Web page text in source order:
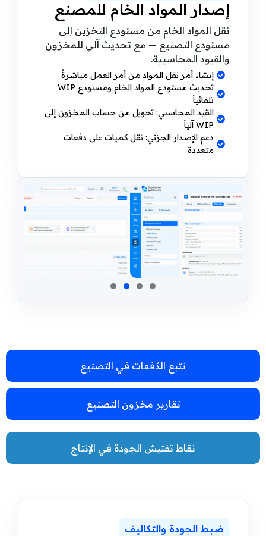
تتبع الدُفعات في التصنيع
تقارير مخزون التصنيع
إصدار المواد الخام للمصنع
نقل المواد الخام من مستودع التخزين إلى
مستودع التصنيع — مع تحديث آلي للمخزون
والقيود المحاسبية.
إنشاء أمر نقل المواد من أمر العمل مباشرةً
تحديث مستودع المواد الخام ومستودع WIP
تلقائياً
القيد المحاسبي: تحويل من حساب المخزون إلى
WIP آلياً
دعم الإصدار الجزئي: نقل كميات على دفعات
متعددة
نقاط تفتيش الجودة في الإنتاج
ضبط الجودة والتكاليف